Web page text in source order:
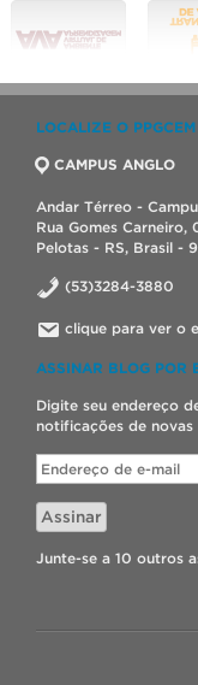
LOCALIZE O PPGCEM
CAMPUS ANGLO
Andar Térreo -
Rua Gomes Carneiro,
Pelotas - RS, Brasil -
(53)3284-3880
clique para ver o
ASSINAR BLOG POR
Digite seu endereço
notificações de
Endereço
de
e-
mail
Assinar
Junte-se a 10 outros